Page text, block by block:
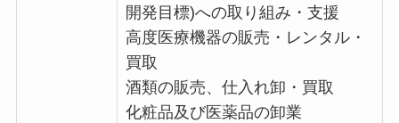
開発目標)への取り組み・支援
高度医療機器の販売・レンタル・
買取
酒類の販売、仕入れ卸・買取
化粧品及び医薬品の卸業